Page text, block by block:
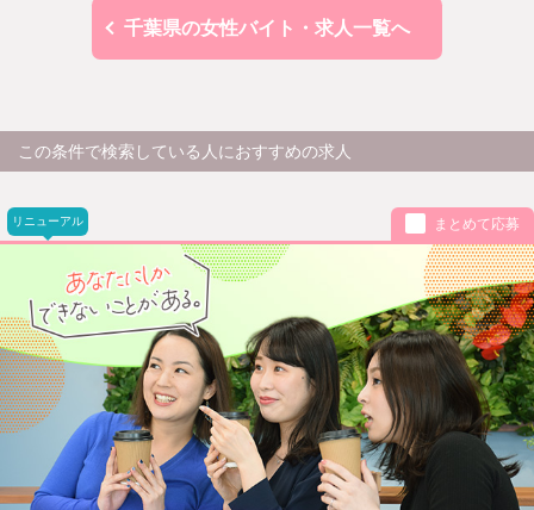
千葉県の女性バイト・求人一覧へ
この条件で検索している人におすすめの求人
リニューアル まとめて応募